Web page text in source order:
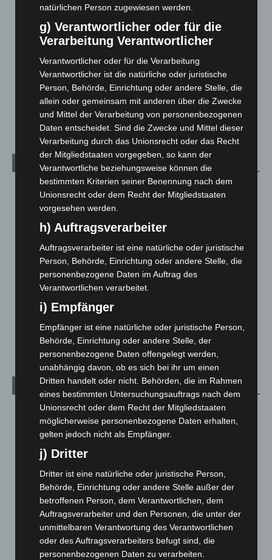
Celle: Mensch stirbt bei Bagger-Unfall auf Baustelle
5. August 2026
Gasleitung bei McDonald’s-Umbau in Langenhagen
beschädigt
5. August 2026
Anklage nach Abschaltung von „Archetyp Market“ erhoben
3. August 2026
Kategorien
Blaulicht
Corona-News
Hannover und Region
Langenhagen und Ortsteile
3.250
Leserbriefe
Menschen
Veranstaltungen
1.270
Archiv
August 2026(12)
Juli 2026(73)
Juni 2026(139)
April 2026(99)
März 2026(115)
Februar 2026
(109)
Januar 2026(122)
natürlichen Person zugewiesen werden.
g) Verantwortlicher oder für die
Verarbeitung Verantwortlicher
Verantwortlicher oder für die Verarbeitung
Verantwortlicher ist die natürliche oder juristische
Person, Behörde, Einrichtung oder andere Stelle, die
allein oder gemeinsam mit anderen über die Zwecke
und Mittel der Verarbeitung von personenbezogenen
Daten entscheidet. Sind die Zwecke und Mittel dieser
Verarbeitung durch das Unionsrecht oder das Recht
der Mitgliedstaaten vorgegeben, so kann der
Verantwortliche beziehungsweise können die
bestimmten Kriterien seiner Benennung nach dem
Unionsrecht oder dem Recht der Mitgliedstaaten
vorgesehen werden.
h) Auftragsverarbeiter
Auftragsverarbeiter ist eine natürliche oder juristische
Person, Behörde, Einrichtung oder andere Stelle, die
personenbezogene Daten im Auftrag des
Verantwortlichen verarbeitet.
i) Empfänger
Empfänger ist eine natürliche oder juristische Person,
Behörde, Einrichtung oder andere Stelle, der
personenbezogene Daten offengelegt werden,
unabhängig davon, ob es sich bei ihr um einen
Dritten handelt oder nicht. Behörden, die im Rahmen
eines bestimmten Untersuchungsauftrags nach dem
Unionsrecht oder dem Recht der Mitgliedstaaten
möglicherweise personenbezogene Daten erhalten,
gelten jedoch nicht als Empfänger.
j) Dritter
Dritter ist eine natürliche oder juristische Person,
Behörde, Einrichtung oder andere Stelle außer der
betroffenen Person, dem Verantwortlichen, dem
Auftragsverarbeiter und den Personen, die unter der
unmittelbaren Verantwortung des Verantwortlichen
oder des Auftragsverarbeiters befugt sind, die
personenbezogenen Daten zu verarbeiten.